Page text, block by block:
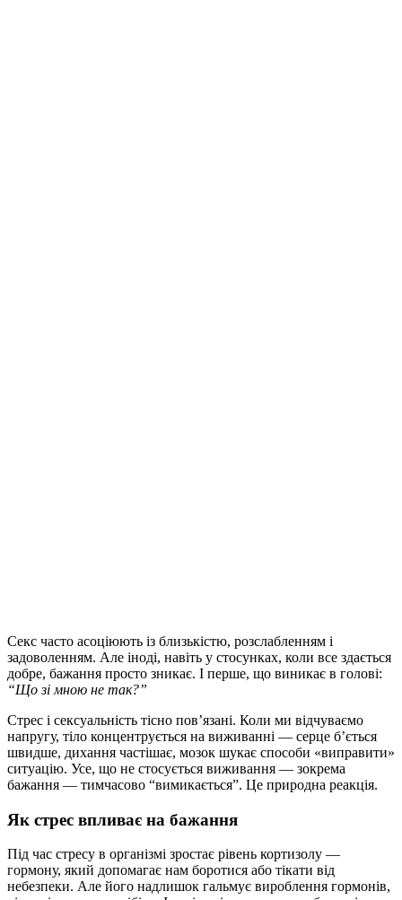
Секс часто асоціюють із близькістю, розслабленням і
задоволенням. Але іноді, навіть у стосунках, коли все здається
добре, бажання просто зникає. І перше, що виникає в голові:
“Що зі мною не так?”
Стрес і сексуальність тісно пов’язані. Коли ми відчуваємо
напругу, тіло концентрується на виживанні — серце б’ється
швидше, дихання частішає, мозок шукає способи «виправити»
ситуацію. Усе, що не стосується виживання — зокрема
бажання — тимчасово “вимикається”. Це природна реакція.
Як стрес впливає на бажання
Під час стресу в організмі зростає рівень кортизолу —
гормону, який допомагає нам боротися або тікати від
небезпеки. Але його надлишок гальмує вироблення гормонів,